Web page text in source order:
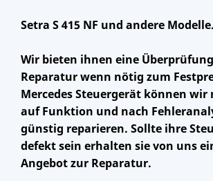
Setra S 415 NF und andere
Wir bieten ihnen eine
Reparatur wenn nötig zum
Mercedes Steuergerät können wir
auf Funktion und nach
günstig reparieren. Sollte ihre
defekt sein erhalten sie von uns
Angebot zur Reparatur.